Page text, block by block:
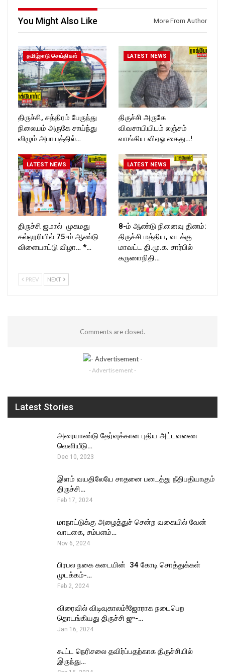
Follow us on:
https://twitter.com/ROCKFOR
You Might Also Like More From Author
தமிழ்நாடு செய்திகள்
திருச்சி, சத்திரம் பேருந்து
நிலையம் அருகே சாய்ந்து
விழும் அபாயத்தில்…
LATEST NEWS
திருச்சி அருகே
விவசாயியிடம் லஞ்சம்
வாங்கிய விஏஓ கைது…!
LATEST NEWS
திருச்சி ஜமால் முகமது
கல்லூரியில் 75-ம் ஆண்டு
விளையாட்டு விழா… *…
LATEST NEWS
8-ம் ஆண்டு நினைவு தினம்:
திருச்சி மத்திய, வடக்கு
மாவட்ட தி.மு.க. சார்பில்
கருணாநிதி…
PREV NEXT
Comments are closed.
- Advertisement -
Latest Stories
அரையாண்டு தேர்வுக்கான புதிய அட்டவணை
வெளியீடு…
Dec 10, 2023
இளம் வயதிலேயே சாதனை படைத்து நீதிபதியாகும்
திருச்சி…
Feb 17, 2024
மாநாட்டுக்கு அழைத்துச் சென்ற வகையில் வேன்
வாடகை, சம்பளம்…
Nov 6, 2024
பிரபல நகை கடையின் ₹ 34 கோடி சொத்துக்கள்
முடக்கம்-…
Feb 2, 2024
விரைவில் விடிவுகாலம்!ஜோராக நடைபெற
தொடங்கியது திருச்சி ஜு-…
Jan 16, 2024
கூட்ட நெரிசலை தவிர்ப்பதற்காக திருச்சியில்
இருந்து…